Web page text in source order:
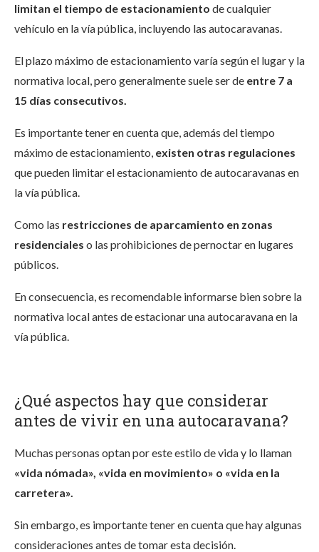
limitan el tiempo de estacionamiento de cualquier
vehículo en la vía pública, incluyendo las autocaravanas.
El plazo máximo de estacionamiento varía según el lugar y la
normativa local, pero generalmente suele ser de entre 7 a
15 días consecutivos.
Es importante tener en cuenta que, además del tiempo
máximo de estacionamiento, existen otras regulaciones
que pueden limitar el estacionamiento de autocaravanas en
la vía pública.
Como las restricciones de aparcamiento en zonas
residenciales o las prohibiciones de pernoctar en lugares
públicos.
En consecuencia, es recomendable informarse bien sobre la
normativa local antes de estacionar una autocaravana en la
vía pública.
¿Qué aspectos hay que considerar
antes de vivir en una autocaravana?
Muchas personas optan por este estilo de vida y lo llaman
«vida nómada», «vida en movimiento» o «vida en la
carretera».
Sin embargo, es importante tener en cuenta que hay algunas
consideraciones antes de tomar esta decisión.